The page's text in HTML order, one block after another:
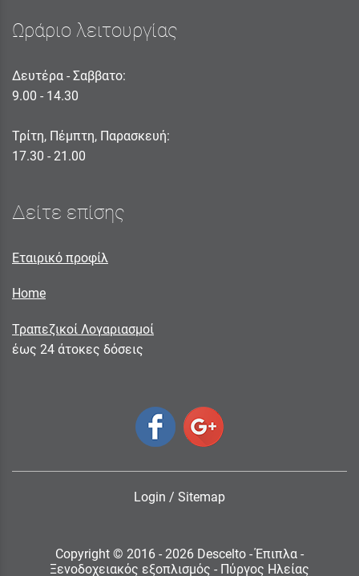
Ωράριο λειτουργίας
Δευτέρα - Σαββατο:
9.00 - 14.30
Τρίτη, Πέμπτη, Παρασκευή:
17.30 - 21.00
Δείτε επίσης
Εταιρικό προφίλ
Home
Τραπεζικοί Λογαριασμοί
έως 24 άτοκες δόσεις
Login / Sitemap
Copyright © 2016 - 2026 Descelto - Έπιπλα -
Ξενοδοχειακός εξοπλισμός - Πύργος Ηλείας